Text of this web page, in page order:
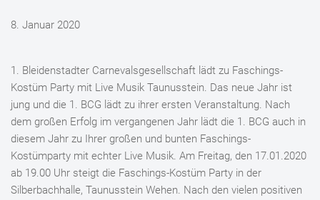
8. Januar 2020
1. Bleidenstadter Carnevalsgesellschaft lädt zu Faschings-
Kostüm Party mit Live Musik Taunusstein. Das neue Jahr ist
jung und die 1. BCG lädt zu ihrer ersten Veranstaltung. Nach
dem großen Erfolg im vergangenen Jahr lädt die 1. BCG auch in
diesem Jahr zu Ihrer großen und bunten Faschings-
Kostümparty mit echter Live Musik. Am Freitag, den 17.01.2020
ab 19.00 Uhr steigt die Faschings-Kostüm Party in der
Silberbachhalle, Taunusstein Wehen. Nach den vielen positiven